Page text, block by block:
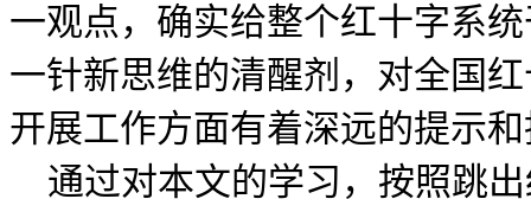
一观点，确实给整个红十字系
一针新思维的清醒剂，对全国
开展工作方面有着深远的提示
通过对本文的学习，按照跳